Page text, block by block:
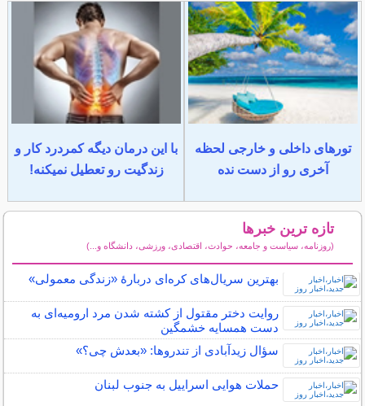
تورهای داخلی و خارجی لحظه
آخری رو از دست نده
با این درمان دیگه کمردرد کار و
زندگیت رو تعطیل نمیکنه!
تازه ترین خبرها
(روزنامه، سیاست و جامعه، حوادث، اقتصادی، ورزشی، دانشگاه و...)
بهترین سریال‌های کره‌ای دربارۀ «زندگی معمولی»
روایت دختر مقتول از کشته شدن مرد ارومیه‌ای به
دست همسایه خشمگین
سؤال زیدآبادی از تندروها: «بعدش چی؟»
حملات هوایی اسراییل به جنوب لبنان